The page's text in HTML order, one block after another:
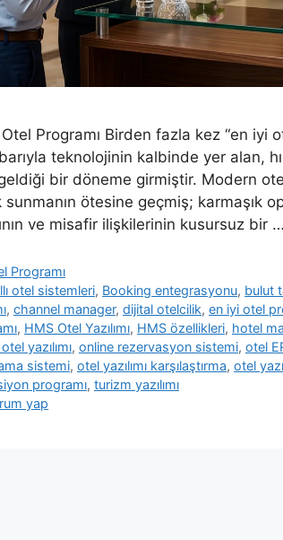
Programı Birden fazla kez “en iyi
teknolojinin kalbinde yer alan,
bir döneme girmiştir. Modern
sunmanın ötesine geçmiş; karmaşık
ve misafir ilişkilerinin kusursuz bir …
Programı
otel sistemleri, Booking entegrasyonu, bulut
, channel manager, dijital otelcilik, en iyi otel
, HMS Otel Yazılımı, HMS özellikleri, hotel
yazılımı, online rezervasyon sistemi, otel
sistemi, otel yazılımı karşılaştırma, otel
programı, turizm yazılımı
yap